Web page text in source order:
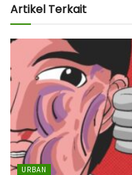
Artikel Terkait
URBAN